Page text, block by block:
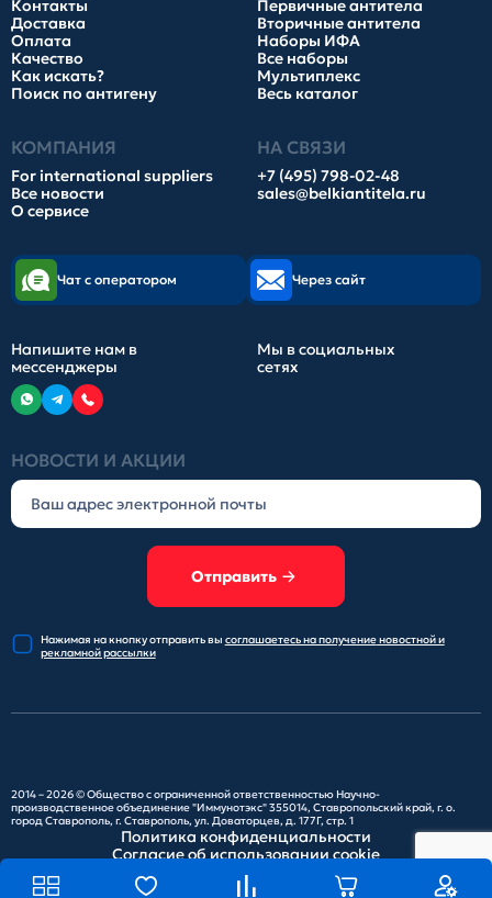
Контакты
Доставка
Оплата
Качество
Как искать?
Поиск по антигену
Первичные антитела
Вторичные антитела
Наборы ИФА
Все наборы
Мультиплекс
Весь каталог
КОМПАНИЯ
For international suppliers
Все новости
О сервисе
НА СВЯЗИ
+7 (495) 798-02-48
sales@belkiantitela.ru
НОВОСТИ И АКЦИИ
Отправить
Нажимая на кнопку отправитьвы соглашаетесь на получениеновостной и
рекламной рассылки
Чат с оператором Через сайт
Напишите нам в
мессенджеры
Мы в социальных
сетях
2014 – 2026 ©Общество с ограниченной ответственностью Научно-
производственное объединение "Иммунотэкс"355014, Ставропольский край, г. о.
город Ставрополь, г. Ставрополь, ул. Доваторцев, д. 177Г, стр. 1
Политика конфиденциальности
Согласие об использовании cookie
Карта сайта